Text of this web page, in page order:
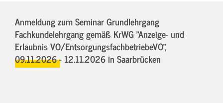
Anmeldung zum Seminar Grundlehrgang
Fachkundelehrgang gemäß KrWG "Anzeige- und
Erlaubnis VO/EntsorgungsfachbetriebeVO",
09.11.2026 - 12.11.2026in Saarbrücken